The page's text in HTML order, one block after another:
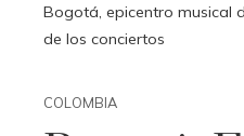
Bogotá, epicentro musical
de los conciertos
COLOMBIA